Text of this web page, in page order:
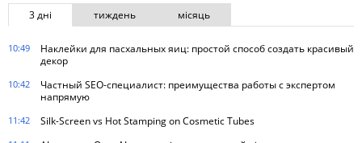
3 дні тиждень місяць
10:49
Наклейки для пасхальных яиц: простой способ создать красивый
декор
10:42
Частный SEO-специалист: преимущества работы с экспертом
напрямую
11:42 Silk-Screen vs Hot Stamping on Cosmetic Tubes